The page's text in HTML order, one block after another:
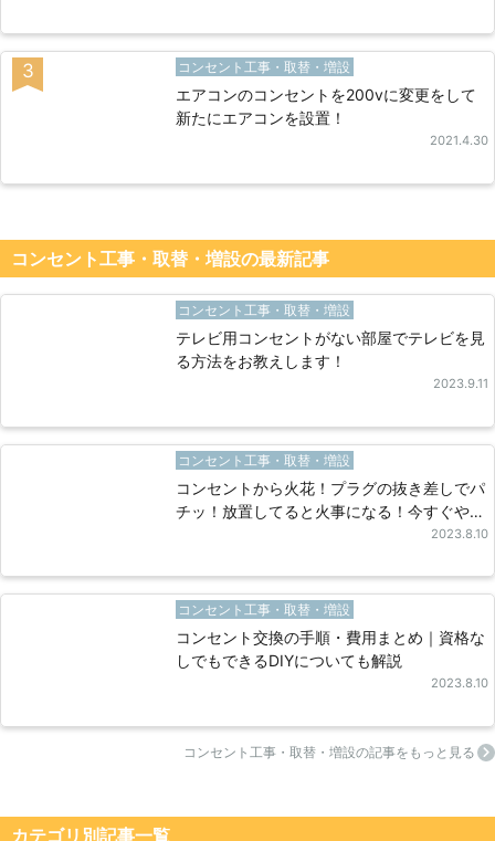
3 コンセント工事・取替・増設
エアコンのコンセントを200vに変更をして
新たにエアコンを設置！
2021.4.30
コンセント工事・取替・増設の最新記事
コンセント工事・取替・増設
テレビ用コンセントがない部屋でテレビを見
る方法をお教えします！
2023.9.11
コンセント工事・取替・増設
コンセントから火花！プラグの抜き差しでパ
チッ！放置してると火事になる！今すぐやる
2023.8.10
コンセント工事・取替・増設
コンセント交換の手順・費用まとめ｜資格な
しでもできるDIYについても解説
2023.8.10
コンセント工事・取替・増設の記事をもっと見る
カテゴリ別記事⼀覧